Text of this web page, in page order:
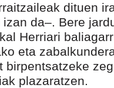
dituen
da–. Bere
Herriari
eta
birpentsatzeke
plazaratzen.